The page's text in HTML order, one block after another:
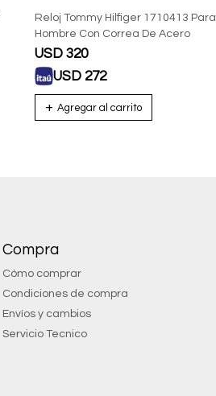
Reloj Tommy Hilfiger 1710413 Para
Hombre Con Correa De Acero
USD 320
USD 272
Compra
Cómo comprar
Condiciones de compra
Envíos y cambios
Servicio Tecnico